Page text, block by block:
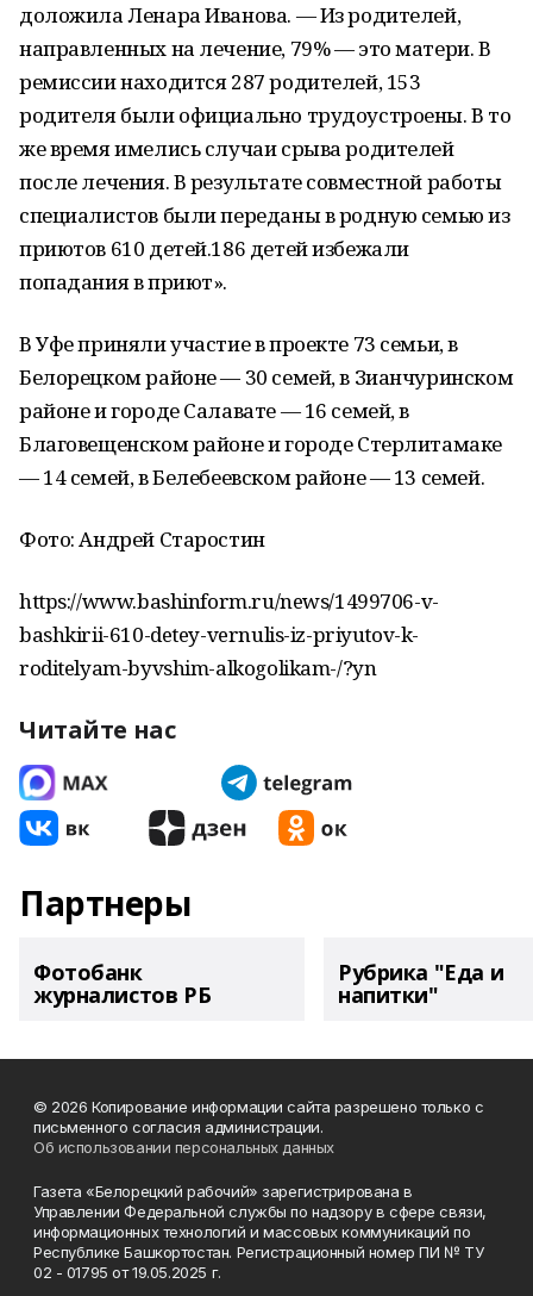
доложила Ленара Иванова. — Из родителей,
направленных на лечение, 79% — это матери. В
ремиссии находится 287 родителей, 153
родителя были официально трудоустроены. В то
же время имелись случаи срыва родителей
после лечения. В результате совместной работы
специалистов были переданы в родную семью из
приютов 610 детей.186 детей избежали
попадания в приют».
В Уфе приняли участие в проекте 73 семьи, в
Белорецком районе — 30 семей, в Зианчуринском
районе и городе Салавате — 16 семей, в
Благовещенском районе и городе Стерлитамаке
— 14 семей, в Белебеевском районе — 13 семей.
Фото: Андрей Старостин
https://www.bashinform.ru/news/1499706-v-
bashkirii-610-detey-vernulis-iz-priyutov-k-
roditelyam-byvshim-alkogolikam-/?yn
Читайте нас
Партнеры
Фотобанк
журналистов РБ
Рубрика "Еда и
напитки"
© 2026 Копирование информации сайта разрешено только с
письменного согласия администрации.
Об использовании персональных данных
Газета «Белорецкий рабочий» зарегистрирована в
Управлении Федеральной службы по надзору в сфере связи,
информационных технологий и массовых коммуникаций по
Республике Башкортостан. Регистрационный номер ПИ № ТУ
02 - 01795 от 19.05.2025 г.